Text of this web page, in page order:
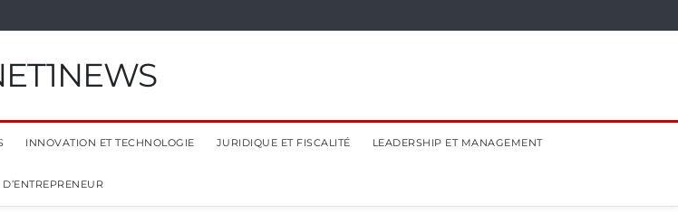
INNOVATION ET TECHNOLOGIE JURIDIQUE ET FISCALITÉ LEADERSHIP ET MANAGEMENT